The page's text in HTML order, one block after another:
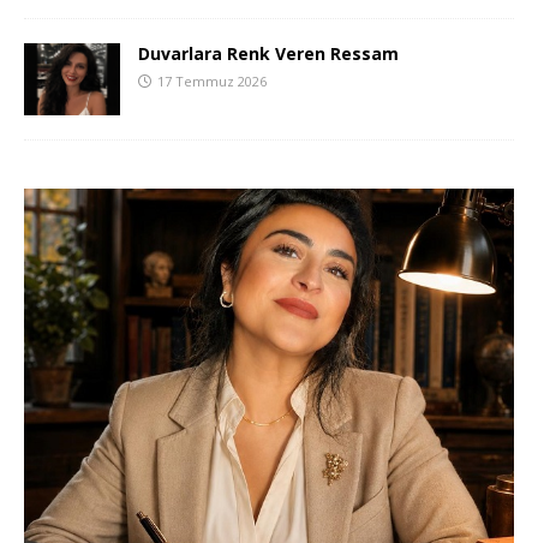
Duvarlara Renk Veren Ressam
17 Temmuz 2026